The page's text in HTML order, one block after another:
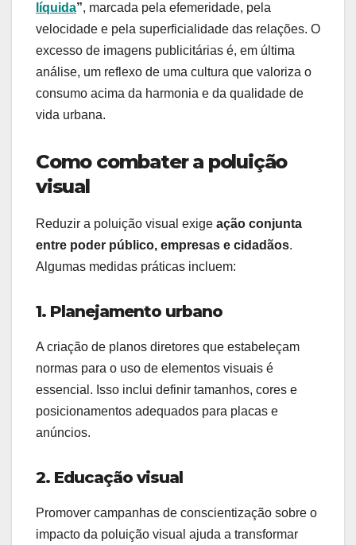
líquida”, marcada pela efemeridade, pela
velocidade e pela superficialidade das relações. O
excesso de imagens publicitárias é, em última
análise, um reflexo de uma cultura que valoriza o
consumo acima da harmonia e da qualidade de
vida urbana.
Como combater a poluição
visual
Reduzir a poluição visual exige ação conjunta
entre poder público, empresas e cidadãos.
Algumas medidas práticas incluem:
1. Planejamento urbano
A criação de planos diretores que estabeleçam
normas para o uso de elementos visuais é
essencial. Isso inclui definir tamanhos, cores e
posicionamentos adequados para placas e
anúncios.
2. Educação visual
Promover campanhas de conscientização sobre o
impacto da poluição visual ajuda a transformar